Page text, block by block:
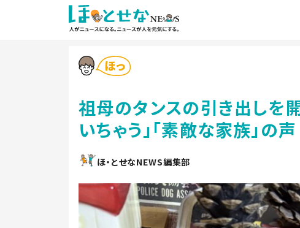
祖母のタンスの引き出しを
いちゃう」「素敵な家族」の声
ほ・とせなNEWS編集部